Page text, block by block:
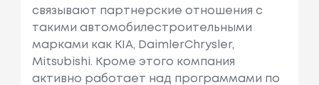
связывают партнерские отношения с
такими автомобилестроительными
марками как KIA, DaimlerChrysler,
Mitsubishi. Кроме этого компания
активно работает над программами по